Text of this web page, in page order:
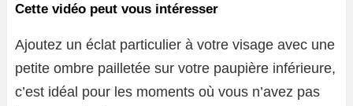
Cette vidéo peut vous intéresser
Ajoutez un éclat particulier à votre visage avec une
petite ombre pailletée sur votre paupière inférieure,
c’est idéal pour les moments où vous n’avez pas